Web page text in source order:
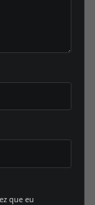
que eu